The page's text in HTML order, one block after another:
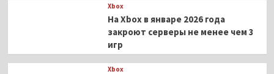
Xbox
На Xbox в январе 2026 года
закроют серверы не менее чем 3
игр
Xbox